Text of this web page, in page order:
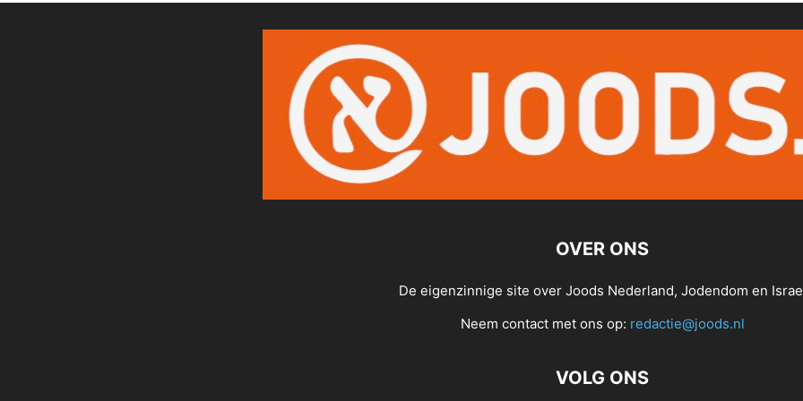
OVER ONS
De eigenzinnige site over Joods Nederland, Jodendom en
Neem contact met ons op: redactie@joods.nl
VOLG ONS